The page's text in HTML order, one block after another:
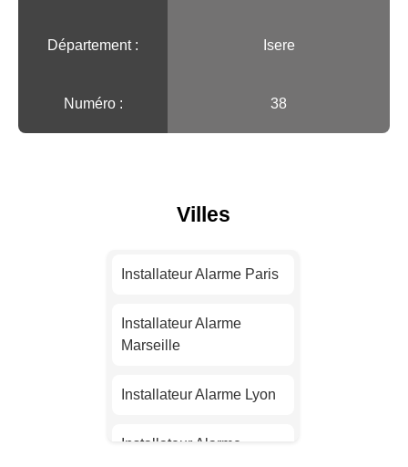
Département : Isere
Numéro : 38
Villes
Installateur Alarme Paris
Installateur Alarme
Marseille
Installateur Alarme Lyon
Installateur Alarme